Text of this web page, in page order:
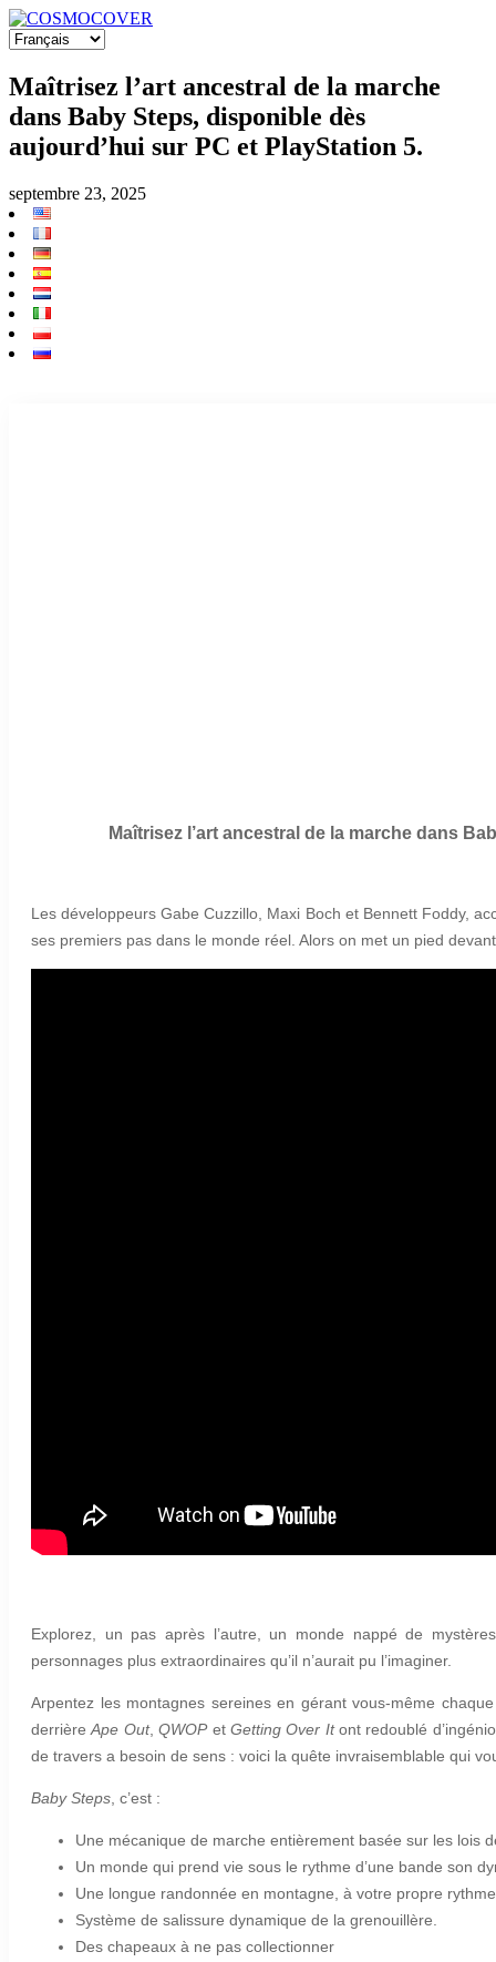
Maîtrisez l’art ancestral de la marche
dans Baby Steps, disponible dès
aujourd’hui sur PC et PlayStation 5.
septembre 23, 2025
Maîtrisez l’art ancestral de la marche dans
Les développeurs Gabe Cuzzillo, Maxi Boch et Bennett Foddy,
ses premiers pas dans le monde réel. Alors on met un pied
Explorez, un pas après l’autre, un monde nappé de
personnages plus extraordinaires qu’il n’aurait pu l’imaginer.
Arpentez les montagnes sereines en gérant vous-même
derrièreApe Out,QWOPet Getting Over Itont redoublé
de travers a besoin de sens : voici la quête invraisemblable qui
Baby Steps , c’est :
Une mécanique de marche entièrement basée sur les lois
Un monde qui prend vie sous le rythme d’une bande son
Une longue randonnée en montagne, à votre propre
Système de salissure dynamique de la grenouillère.
Des chapeaux à ne pas collectionner